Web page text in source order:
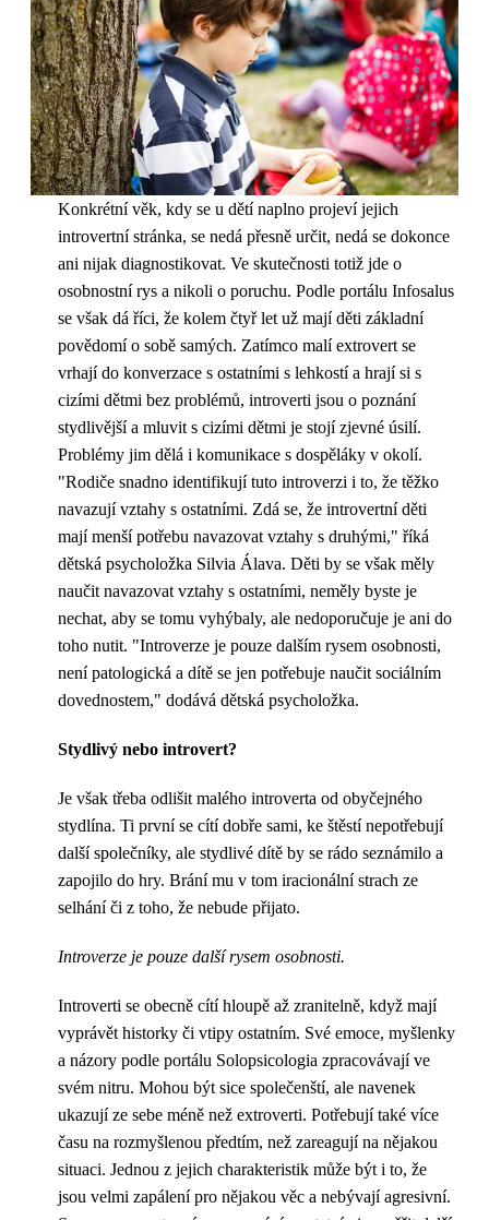
Konkrétní věk, kdy se u dětí naplno projeví jejich
introvertní stránka, se nedá přesně určit, nedá se dokonce
ani nijak diagnostikovat. Ve skutečnosti totiž jde o
osobnostní rys a nikoli o poruchu. Podle portálu Infosalus
se však dá říci, že kolem čtyř let už mají děti základní
povědomí o sobě samých. Zatímco malí extrovert se
vrhají do konverzace s ostatními s lehkostí a hrají si s
cizími dětmi bez problémů, introverti jsou o poznání
stydlivější a mluvit s cizími dětmi je stojí zjevné úsilí.
Problémy jim dělá i komunikace s dospěláky v okolí.
"Rodiče snadno identifikují tuto introverzi i to, že těžko
navazují vztahy s ostatními. Zdá se, že introvertní děti
mají menší potřebu navazovat vztahy s druhými," říká
dětská psycholožka Silvia Álava. Děti by se však měly
naučit navazovat vztahy s ostatními, neměly byste je
nechat, aby se tomu vyhýbaly, ale nedoporučuje je ani do
toho nutit. "Introverze je pouze dalším rysem osobnosti,
není patologická a dítě se jen potřebuje naučit sociálním
dovednostem," dodává dětská psycholožka.
Stydlivý nebo introvert?
Je však třeba odlišit malého introverta od obyčejného
stydlína. Ti první se cítí dobře sami, ke štěstí nepotřebují
další společníky, ale stydlivé dítě by se rádo seznámilo a
zapojilo do hry. Brání mu v tom iracionální strach ze
selhání či z toho, že nebude přijato.
Introverze je pouze další rysem osobnosti.
Introverti se obecně cítí hloupě až zranitelně, když mají
vyprávět historky či vtipy ostatním. Své emoce, myšlenky
a názory podle portálu Solopsicologia zpracovávají ve
svém nitru. Mohou být sice společenští, ale navenek
ukazují ze sebe méně než extroverti. Potřebují také více
času na rozmyšlenou předtím, než zareagují na nějakou
situaci. Jednou z jejich charakteristik může být i to, že
jsou velmi zapálení pro nějakou věc a nebývají agresivní.